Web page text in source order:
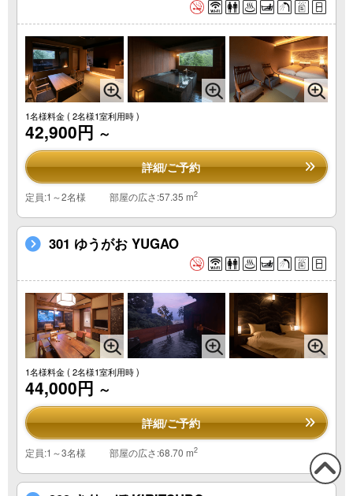
1名様料金( 2名様1室利用時 )
42,900円 ～
詳細/ご予約
定員:1～2名様 部屋の広さ:57.35 m2
301 ゆうがお YUGAO
1名様料金( 2名様1室利用時 )
44,000円 ～
詳細/ご予約
定員:1～3名様 部屋の広さ:68.70 m2